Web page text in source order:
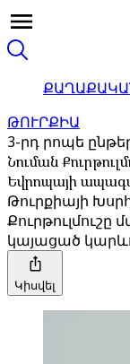
ԹՈՒՐՔԻԱ
3-րդ րոպե
Նուման
Եվրոպայի
Թուրքիայի
Քուրթուլմուշը
կայացած
Կիսվել